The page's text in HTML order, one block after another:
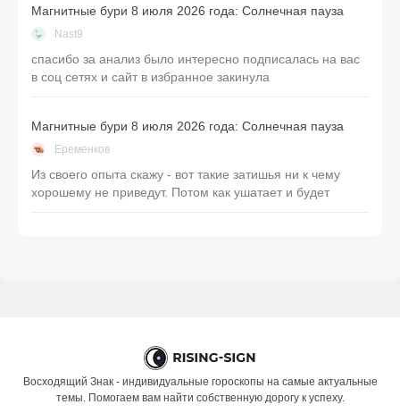
Магнитные бури 8 июля 2026 года: Солнечная пауза
Nast9
спасибо за анализ было интересно подписалась на вас
в соц сетях и сайт в избранное закинула
Магнитные бури 8 июля 2026 года: Солнечная пауза
Еременков
Из своего опыта скажу - вот такие затишья ни к чему
хорошему не приведут. Потом как ушатает и будет
Восходящий Знак - индивидуальные гороскопы на самые актуальные
темы. Помогаем вам найти собственную дорогу к успеху.